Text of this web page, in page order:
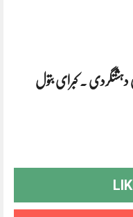
دہشتگردی . کبرای بتول